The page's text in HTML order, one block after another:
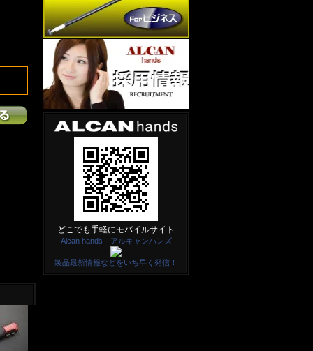
どこでも手軽にモバイルサイト
Alcan hands アルキャンハンズ
製品最新情報などをいち早く発信！